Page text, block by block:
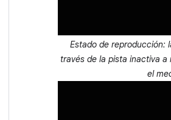
Estado de reproducción:
través de la pista inactiva
el